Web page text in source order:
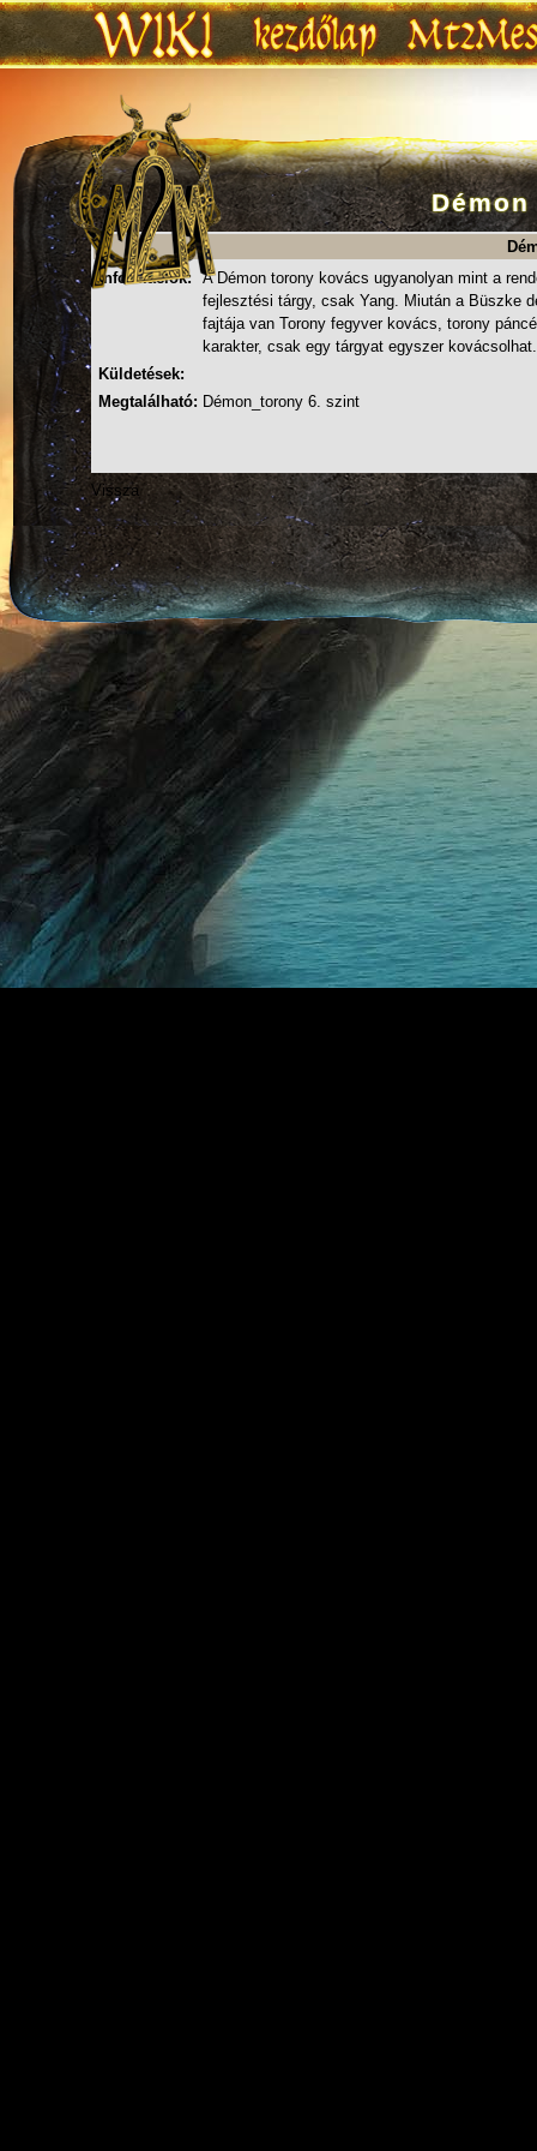
Ugrás:navigáció,keresés
Információk:
A Démon torony kovács ugyanolyan mint a
fejlesztési tárgy, csak Yang. Miután a Büszke
fajtája van Torony fegyver kovács, torony
karakter, csak egy tárgyat egyszer kovácsolhat.
Küldetések:
Megtalálható: Démon_torony 6. szint
Vissza